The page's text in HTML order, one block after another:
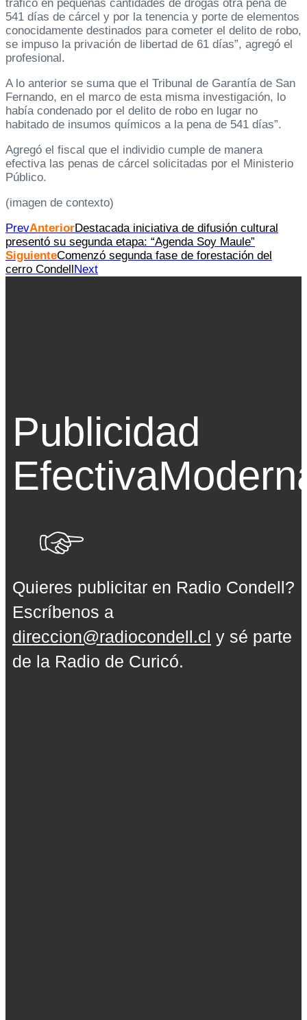
tráfico en pequeñas cantidades de drogas otra pena de
541 días de cárcel y por la tenencia y porte de elementos
conocidamente destinados para cometer el delito de robo,
se impuso la privación de libertad de 61 días”, agregó el
profesional.
A lo anterior se suma que el Tribunal de Garantía de San
Fernando, en el marco de esta misma investigación, lo
había condenado por el delito de robo en lugar no
habitado de insumos químicos a la pena de 541 días”.
Agregó el fiscal que el individio cumple de manera
efectiva las penas de cárcel solicitadas por el Ministerio
Público.
(imagen de contexto)
PrevAnteriorDestacada iniciativa de difusión cultural
presentó su segunda etapa: “Agenda Soy Maule”
SiguienteComenzó segunda fase de forestación del
cerro CondellNext
Publicidad
Efectiva
Quieres publicitar en Radio Condell?
Escríbenos a
direccion@radiocondell.cl y sé parte
de la Radio de Curicó.